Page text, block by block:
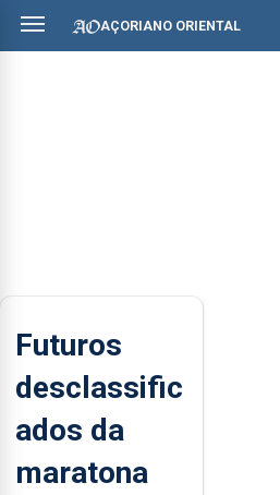
AÇORIANO ORIENTAL
Futuros
desclassific
ados da
maratona